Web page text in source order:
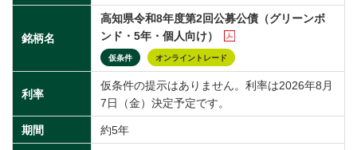
銘柄名
高知県令和8年度第2回公募公債（グリーンボ
ンド・5年・個人向け）
仮条件 オンライントレード
利率
仮条件の提示はありません。利率は2026年8月
7日（金）決定予定です。
期間 約5年